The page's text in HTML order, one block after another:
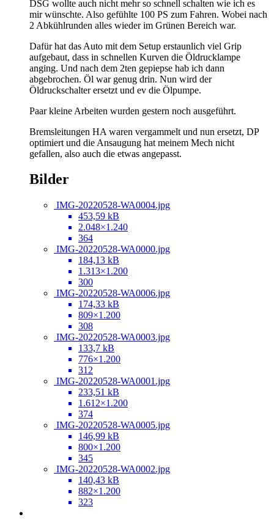
DSG wollte auch nicht mehr so schnell schalten wie ich es
mir wünschte. Also gefühlte 100 PS zum Fahren. Wobei nach
2 Abkühlrunden alles wieder im Grünen Bereich war.
Dafür hat das Auto mit dem Setup erstaunlich viel Grip
aufgebaut, dass in schnellen Kurven die Öldrucklampe
anging. Und nach dem 2ten gepiepse hab ich dann
abgebrochen. Öl war genug drin. Nun wird der
Öldruckschalter ersetzt und ev die Ölpumpe.
Paar kleine Arbeiten wurden gestern noch ausgeführt.
Bremsleitungen HA waren vergammelt und nun ersetzt, DP
optimiert und die Ansaugung hat meinem Mech nicht
gefallen, also auch die etwas angepasst.
Bilder
IMG-20220528-WA0004.jpg
453,59 kB
2.048×1.240
364
IMG-20220528-WA0000.jpg
184,13 kB
1.313×1.200
300
IMG-20220528-WA0006.jpg
174,33 kB
809×1.200
308
IMG-20220528-WA0003.jpg
133,7 kB
776×1.200
312
IMG-20220528-WA0001.jpg
233,51 kB
1.612×1.200
374
IMG-20220528-WA0005.jpg
146,99 kB
800×1.200
345
IMG-20220528-WA0002.jpg
140,43 kB
882×1.200
323